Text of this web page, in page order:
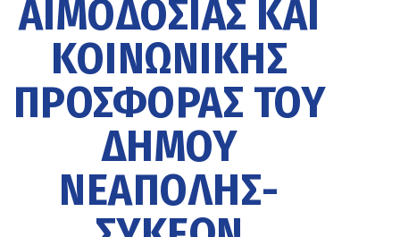
ΑΙΜΟΔΟΣΊΑΣ ΚΑΙ
ΚΟΙΝΩΝΙΚΉΣ
ΠΡΟΣΦΟΡΆΣ ΤΟΥ
ΔΉΜΟΥ
ΝΕΆΠΟΛΗΣ-